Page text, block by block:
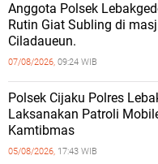
Anggota Polsek
Rutin Giat Subling di
Ciladaueun.
07/08/2026, 09:24 WIB
Polsek Cijaku Polres
Laksanakan Patroli
Kamtibmas
05/08/2026, 17:43 WIB